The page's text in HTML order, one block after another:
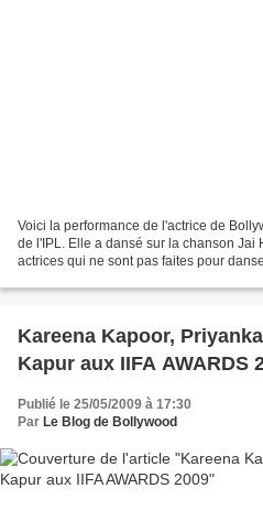
Voici la performance de l'actrice de
de l'IPL. Elle a dansé sur la chanson Jai
actrices qui ne sont pas faites pour
Kareena Kapoor,
Kapur aux IIFA AWARDS
Publié le 25/05/2009 à 17:30
Par Le Blog de Bollywood